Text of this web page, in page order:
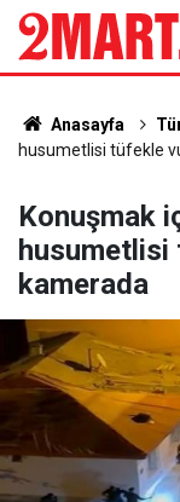
Anasayfa
husumetlisi tüfekle
Konuşmak
kamerada